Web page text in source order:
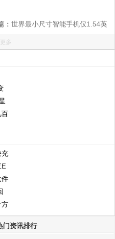
： 世界最小尺寸智能手机仅1.54英
更多
百
充
E
件
方
门资讯排行